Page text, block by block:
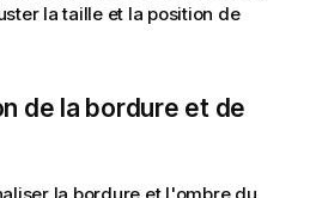
la taille et la position de
de la bordure et de
la bordure et l'ombre du